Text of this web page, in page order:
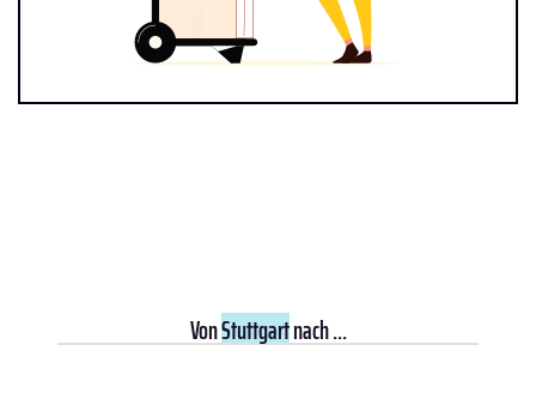
VonStuttgartnach ...